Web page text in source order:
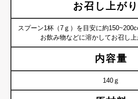
お召し上が
スプーン1杯（7ｇ）を目安に約
お飲み物などに溶かしてお召し上
内容量
140ｇ